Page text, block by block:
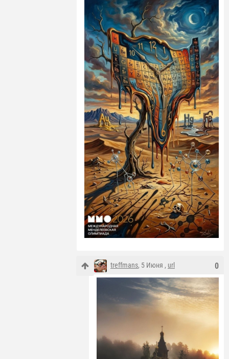
0
treffmans, 5 Июня , url